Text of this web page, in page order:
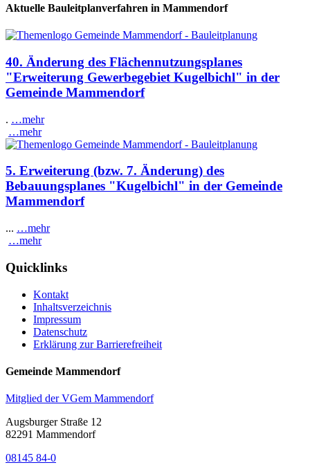
Aktuelle Bauleitplanverfahren in Mammendorf
40. Änderung des Flächennutzungsplanes
"Erweiterung Gewerbegebiet Kugelbichl" in der
Gemeinde Mammendorf
. …mehr
…mehr
5. Erweiterung (bzw. 7. Änderung) des
Bebauungsplanes "Kugelbichl" in der Gemeinde
Mammendorf
... …mehr
…mehr
Quicklinks
Kontakt
Inhaltsverzeichnis
Impressum
Datenschutz
Erklärung zur Barrierefreiheit
Gemeinde Mammendorf
Mitglied der VGem Mammendorf
Augsburger Straße 12
82291 Mammendorf
08145 84-0